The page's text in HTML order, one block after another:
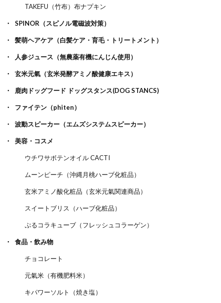
TAKEFU（竹布）布ナプキン
SPINOR（スピノル電磁波対策）
髪萌ヘアケア（白髪ケア・育毛・トリートメント）
人参ジュース（無農薬有機にんじん使用）
玄米元氣（玄米発酵アミノ酸健康エキス）
鹿肉ドッグフード ドッグスタンス(DOG STANCS)
ファイテン（phiten）
波動スピーカー（エムズシステムスピーカー）
美容・コスメ
ウチワサボテンオイル CACTI
ムーンピーチ（沖縄月桃ハーブ化粧品）
玄米アミノ酸化粧品（玄米元氣関連商品）
スイートブリス（ハーブ化粧品）
ぷるコラキューブ（フレッシュコラーゲン）
食品・飲み物
チョコレート
元氣米（有機肥料米）
キパワーソルト（焼き塩）